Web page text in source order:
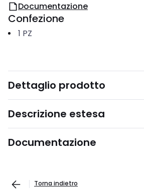
Documentazione
Confezione
1 PZ
Dettaglio prodotto
Descrizione estesa
Documentazione
Torna indietro